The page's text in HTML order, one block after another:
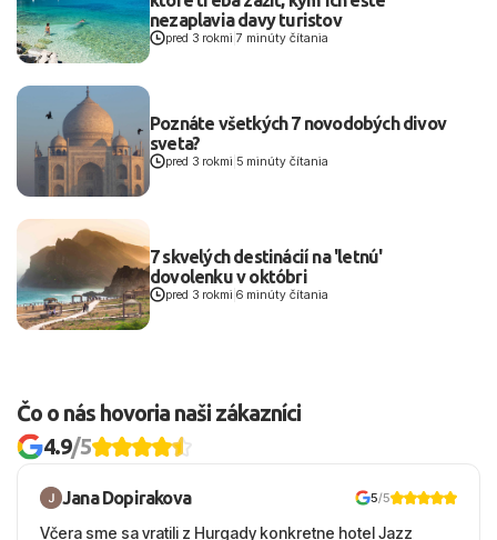
nezaplavia davy turistov
pred 3 rokmi |7 minúty čítania
Poznáte všetkých 7 novodobých divov
sveta?
pred 3 rokmi 5 minúty čítania
7 skvelých destinácií na 'letnú'
dovolenku v októbri
pred 3 rokmi 6 minúty čítania
Čo o nás hovoria naši zákazníci
4.9/5
Jana Dopirakova 5/5
Včera sme sa vratili z Hurgady konkretne hotel Jazz